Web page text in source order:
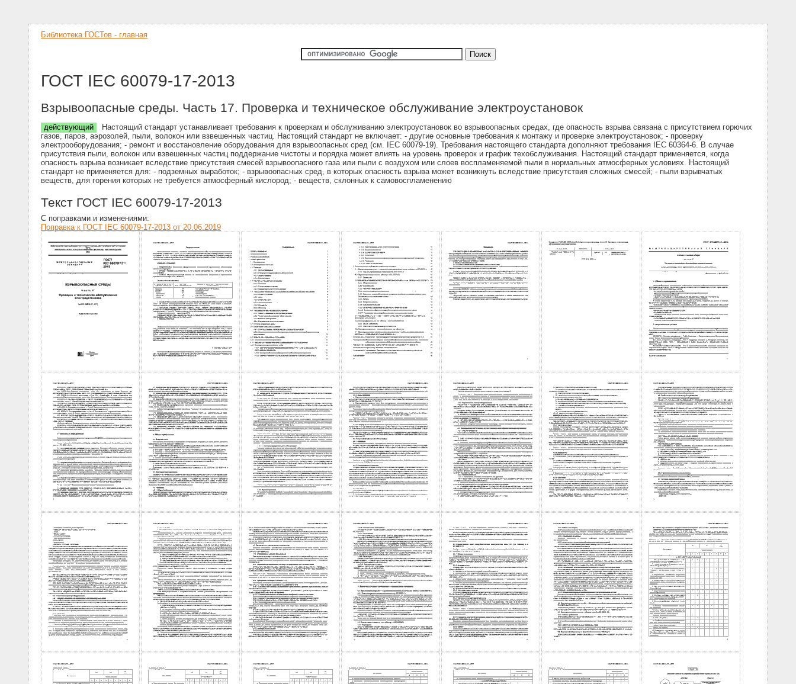
Библиотека ГОСТов - главная
ГОСТ IEC 60079-17-2013
Взрывоопасные среды. Часть 17. Проверка и техническое обслуживание электроустановок
действующий
Настоящий стандарт устанавливает требования к проверкам и обслуживанию электроустановок во взрывоопасных средах, где опасность взрыва связана с присутствием горючих
газов, паров, аэрозолей, пыли, волокон или взвешенных частиц. Настоящий стандарт не включает: - другие основные требования к монтажу и проверке электроустановок; - проверку
электрооборудования; - ремонт и восстановление оборудования для взрывоопасных сред (см. IEC 60079-19). Требования настоящего стандарта дополняют требования IEC 60364-6. В случае
присутствия пыли, волокон или взвешенных частиц поддержание чистоты и порядка может влиять на уровень проверок и график техобслуживания. Настоящий стандарт применяется, когда
опасность взрыва возникает вследствие присутствия смесей взрывоопасного газа или пыли с воздухом или слоев воспламеняемой пыли в нормальных атмосферных условиях. Настоящий
стандарт не применяется для: - подземных выработок; - взрывоопасных сред, в которых опасность взрыва может возникнуть вследствие присутствия сложных смесей; - пыли взрывчатых
веществ, для горения которых не требуется атмосферный кислород; - веществ, склонных к самовоспламенению
Текст ГОСТ IEC 60079-17-2013
С поправками и изменениями:
Поправка к ГОСТ IEC 60079-17-2013 от 20.06.2019